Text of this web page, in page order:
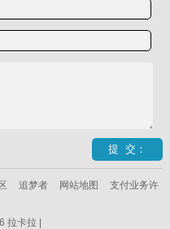
追梦者 网站地图
支付业务许
拉卡拉 |